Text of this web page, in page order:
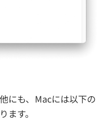
にも、Macには以下の
ます。